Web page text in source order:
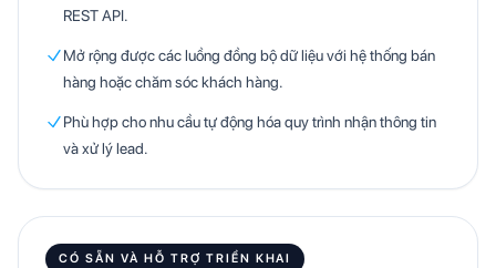
REST API.
Mở rộng được các luồng đồng bộ dữ liệu với hệ thống bán
hàng hoặc chăm sóc khách hàng.
Phù hợp cho nhu cầu tự động hóa quy trình nhận thông tin
và xử lý lead.
CÓ SẴN VÀ HỖ TRỢ TRIỂN KHAI